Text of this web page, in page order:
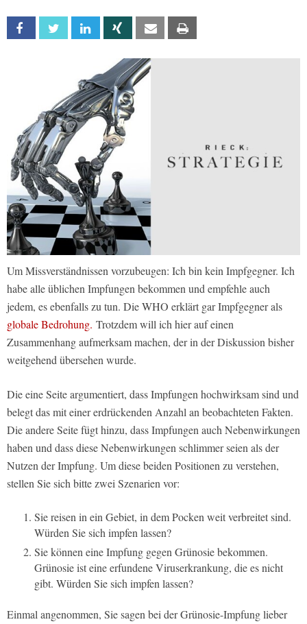
Facebook Twitter Linkedin Xing Email
Um Missverständnissen vorzubeugen: Ich bin kein Impfgegner. Ich
habe alle üblichen Impfungen bekommen und empfehle auch
jedem, es ebenfalls zu tun. Die WHO erklärt gar Impfgegner als
globale Bedrohung. Trotzdem will ich hier auf einen
Zusammenhang aufmerksam machen, der in der Diskussion bisher
weitgehend übersehen wurde.
Die eine Seite argumentiert, dass Impfungen hochwirksam sind und
belegt das mit einer erdrückenden Anzahl an beobachteten Fakten.
Die andere Seite fügt hinzu, dass Impfungen auch Nebenwirkungen
haben und dass diese Nebenwirkungen schlimmer seien als der
Nutzen der Impfung. Um diese beiden Positionen zu verstehen,
stellen Sie sich bitte zwei Szenarien vor:
Sie reisen in ein Gebiet, in dem Pocken weit verbreitet sind.
Würden Sie sich impfen lassen?
Sie können eine Impfung gegen Grünosie bekommen.
Grünosie ist eine erfundene Viruserkrankung, die es nicht
gibt. Würden Sie sich impfen lassen?
Einmal angenommen, Sie sagen bei der Grünosie-Impfung lieber